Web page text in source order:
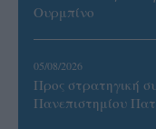
Ουρμπίνο
05/08/2026
Προς στρατηγική
Πανεπιστημίου